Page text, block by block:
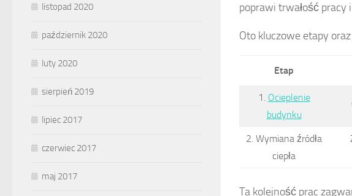
poprawi trwałość
Oto kluczowe etapy
Etap
1. Ocieplenie
budynku
2. Wymiana źródła
ciepła
Ta kolejność prac
listopad 2020
październik 2020
luty 2020
sierpień 2019
lipiec 2017
czerwiec 2017
maj 2017